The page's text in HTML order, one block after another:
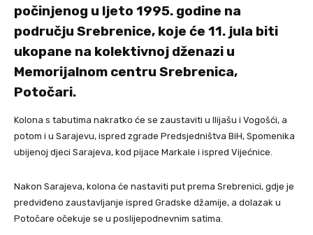
počinjenog u ljeto 1995. godine na
području Srebrenice, koje će 11. jula biti
ukopane na kolektivnoj dženazi u
Memorijalnom centru Srebrenica,
Potočari.
Kolona s tabutima nakratko će se zaustaviti u Ilijašu i Vogošći, a
potom i u Sarajevu, ispred zgrade Predsjedništva BiH, Spomenika
ubijenoj djeci Sarajeva, kod pijace Markale i ispred Vijećnice.
Nakon Sarajeva, kolona će nastaviti put prema Srebrenici, gdje je
predviđeno zaustavljanje ispred Gradske džamije, a dolazak u
Potočare očekuje se u poslijepodnevnim satima.